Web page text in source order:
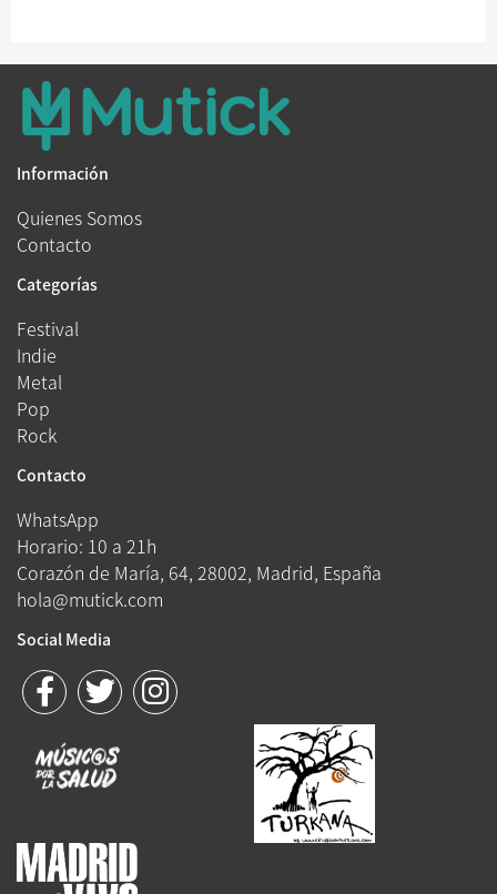
Información
Quienes Somos
Contacto
Categorías
Festival
Indie
Metal
Pop
Rock
Contacto
WhatsApp
Horario: 10 a 21h
Corazón de María, 64, 28002, Madrid, España
hola@mutick.com
Social Media